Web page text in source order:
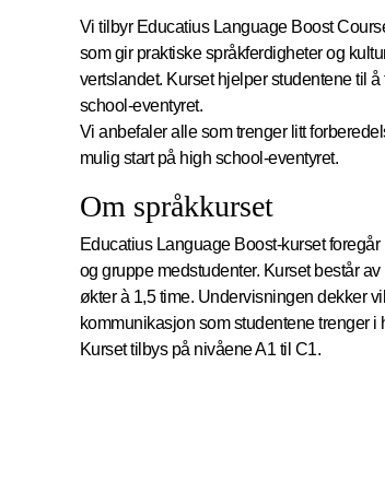
Vi tilbyr Educatius Language Boost
som gir praktiske språkferdigheter og
vertslandet. Kurset hjelper studentene til
school-eventyret.
Vi anbefaler alle som trenger litt
mulig start på high school-eventyret.
Om språkkurset
Educatius Language Boost-kurset
og gruppe medstudenter. Kurset består
økter à 1,5 time. Undervisningen dekker
kommunikasjon som studentene trenger
Kurset tilbys på nivåene A1 til C1.